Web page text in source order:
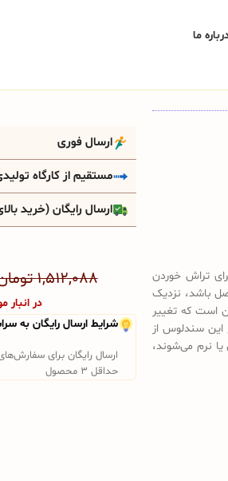
ما
تراش خوردن
باشد، نزدیک
است که تغییر
این سندلوس از
نرم می‌شوند،
ارسال فوری
مستقیم از کارگاه
ارسال رایگان (خرید بالای 4 میلیون
۱,۵۱۲,۰۸۸
در انبار
شرایط ارسال رایگان به
حداقل 3 محصول